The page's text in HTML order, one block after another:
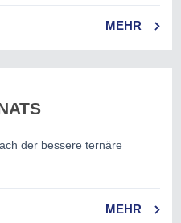
MEHR
der bessere ternäre
MEHR